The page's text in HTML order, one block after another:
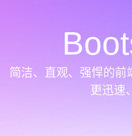
简洁、直观、强悍的前
更迅速